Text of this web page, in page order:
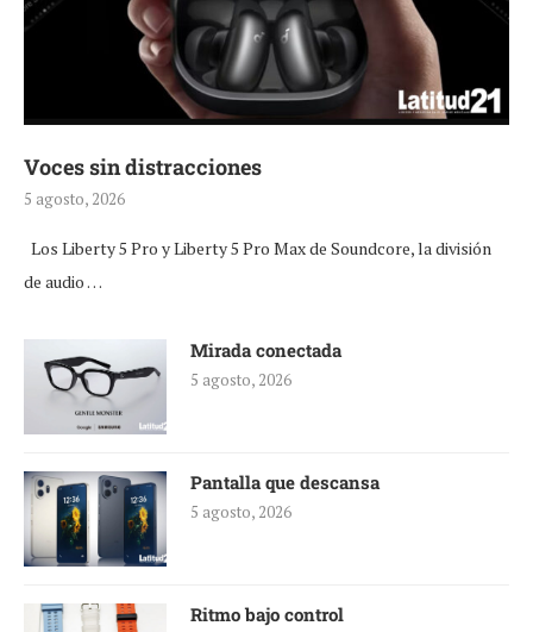
Voces sin distracciones
5 agosto, 2026
Los Liberty 5 Pro y Liberty 5 Pro Max de Soundcore, la división
de audio …
Mirada conectada
5 agosto, 2026
Pantalla que descansa
5 agosto, 2026
Ritmo bajo control